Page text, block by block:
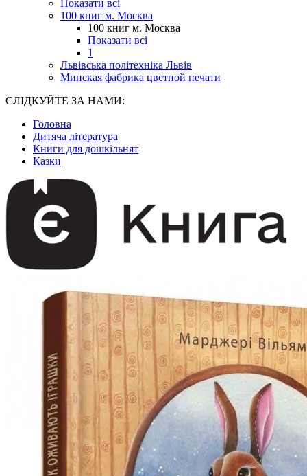
Показати всі
100 книг м. Москва
100 книг м. Москва
Показати всі
1
Львівська політехніка Львів
Минская фабрика цветной печати
СЛІДКУЙТЕ ЗА НАМИ:
Головна
Дитяча література
Книги для дошкільнят
Казки